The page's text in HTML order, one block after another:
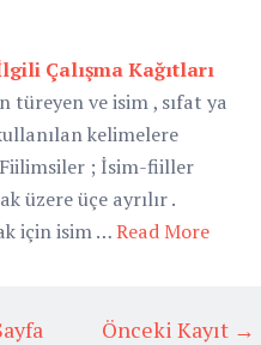
Çalışma Kağıtları
türeyen ve isim , sıfat ya
kelimelere
; İsim-fiiller
üzere üçe ayrılır .
için isim …Read More
Önceki Kayıt →